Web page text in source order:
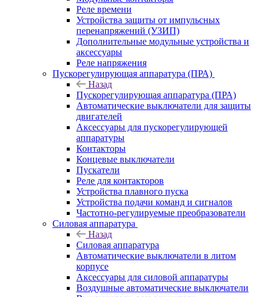
Реле времени
Устройства защиты от импульсных
перенапряжений (УЗИП)
Дополнительные модульные устройства и
аксессуары
Реле напряжения
Пускорегулирующая аппаратура (ПРА)
Назад
Пускорегулирующая аппаратура (ПРА)
Автоматические выключатели для защиты
двигателей
Аксессуары для пускорегулирующей
аппаратуры
Контакторы
Концевые выключатели
Пускатели
Реле для контакторов
Устройства плавного пуска
Устройства подачи команд и сигналов
Частотно-регулируемые преобразователи
Силовая аппаратура
Назад
Силовая аппаратура
Автоматические выключатели в литом
корпусе
Аксессуары для силовой аппаратуры
Воздушные автоматические выключатели